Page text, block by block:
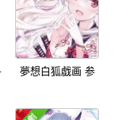
夢想白狐戯画 参